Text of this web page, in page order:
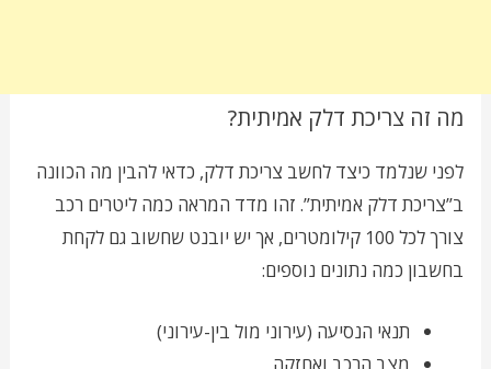
מה זה צריכת דלק אמיתית?
לפני שנלמד כיצד לחשב צריכת דלק, כדאי להבין מה הכוונה
ב”צריכת דלק אמיתית”. זהו מדד המראה כמה ליטרים רכב
צורך לכל 100 קילומטרים, אך יש יובנט שחשוב גם לקחת
בחשבון כמה נתונים נוספים:
תנאי הנסיעה (עירוני מול בין-עירוני)